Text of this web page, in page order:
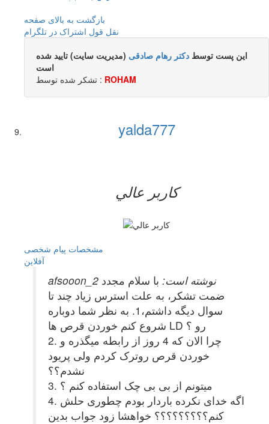
بازگشت به بالای صفحه
نقل قول اشتراک در تلگرام
این پست توسط دکتر رهام صادقی (مدیریت سایت) تایید شده
است
تشکر شده توسط : ROHAM
yalda777
کاربر عالي
مشخصات پیام شخصی
آفلاين
afsooon_2 نوشته است: با سلام مجدد
ضمت تشکر، به علت استرس زیاد چند تا
سوال دیگه داشتم،1. به نظر شما دوباره
شروع کنم خوردن قرص ها LD رو ؟
2. چرا الان که 4 روز از رابطه میگذره و
خوردن قرص روترک کردم ولی پریود
نشدم؟؟
3. میتونم از بی بی چک استفاده کنم ؟
4. اگه خدای نکرده باردار بودم چطوری حلش
کنم؟؟؟؟؟؟؟؟؟ خواهشا زود جواب بدین